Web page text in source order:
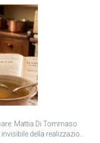
Mattia Di Tommaso
della realizzazione